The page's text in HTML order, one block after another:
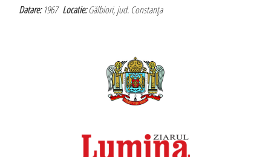
Datare:1967Locatie:Gălbiori, jud. Constanţa